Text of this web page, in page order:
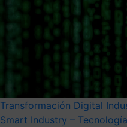
Transformación Digital
Smart Industry –